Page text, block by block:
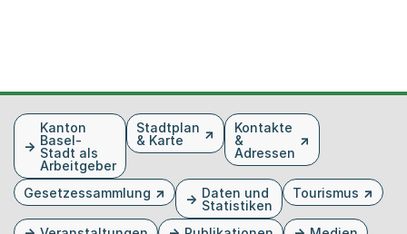
FusszeileKanton
Basel-
Stadt als
Arbeitgeber
Stadtplan
& Karte
Kontakte
&
Adressen
Gesetzessammlung
Daten und
Statistiken
Tourismus